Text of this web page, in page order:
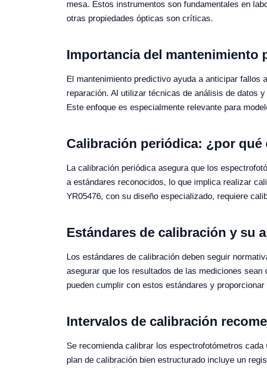
mesa. Estos instrumentos son fundamentales en
otras propiedades ópticas son críticas.
Importancia del
El mantenimiento predictivo ayuda a anticipar fallos
reparación. Al utilizar técnicas de análisis de datos
Este enfoque es especialmente relevante para
Calibración periódica: ¿por qué
La calibración periódica asegura que los
a estándares reconocidos, lo que implica realizar
YR05476, con su diseño especializado, requiere
Estándares de calibración y su
Los estándares de calibración deben seguir
asegurar que los resultados de las mediciones
pueden cumplir con estos estándares y
Intervalos de calibración
Se recomienda calibrar los espectrofotómetros
plan de calibración bien estructurado incluye un